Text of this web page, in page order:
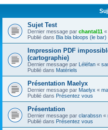
Sujet Test
Dernier message par chantal11 «
Publié dans Bla bla bloops (le bar)
Impression PDF
(cartographie)
Dernier message par Léléfan «
Publié dans Matériels
Présentation Maelyx
Dernier message par Maelyx «
Publié dans Présentez vous
Présentation
Dernier message par clarabssn «
Publié dans Présentez vous